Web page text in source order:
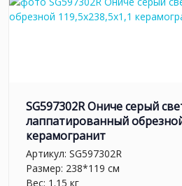
SG597302R Ониче серый
лаппатированный
керамогранит
Артикул: SG597302R
Размер: 238*119 см
Вес: 1.15 кг